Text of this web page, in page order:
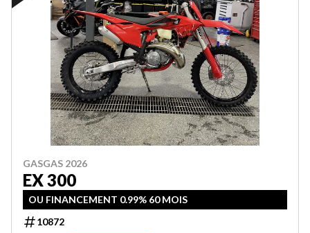
GASGAS 2026
EX 300
OU FINANCEMENT 0.99% 60 MOIS
10872